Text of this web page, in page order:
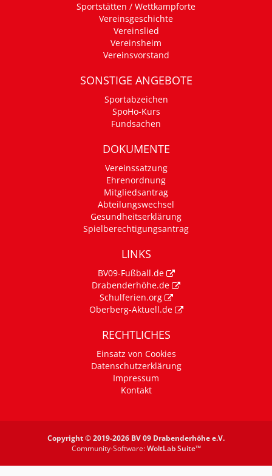
Sportstätten / Wettkampforte
Vereinsgeschichte
Vereinslied
Vereinsheim
Vereinsvorstand
SONSTIGE ANGEBOTE
Sportabzeichen
SpoHo-Kurs
Fundsachen
DOKUMENTE
Vereinssatzung
Ehrenordnung
Mitgliedsantrag
Abteilungswechsel
Gesundheitserklärung
Spielberechtigungsantrag
LINKS
BV09-Fußball.de
Drabenderhöhe.de
Schulferien.org
Oberberg-Aktuell.de
RECHTLICHES
Einsatz von Cookies
Datenschutzerklärung
Impressum
Kontakt
Copyright © 2019-2026 BV 09 Drabenderhöhe e.V.
Community-Software:WoltLab Suite™